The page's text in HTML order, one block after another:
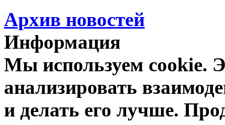
Архив новостей
Информация
Мы используем cookie.
анализировать
и делать его лучше.